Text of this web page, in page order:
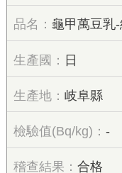
龜甲萬豆乳
日
岐阜縣
-
合格